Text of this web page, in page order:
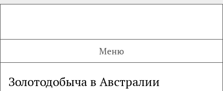
Меню
Золотодобыча в Австралии